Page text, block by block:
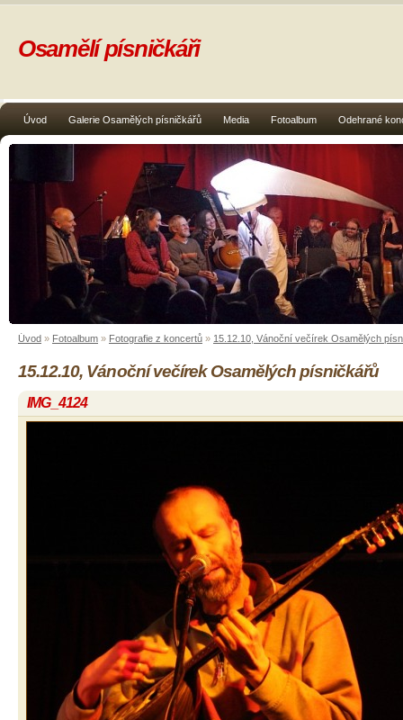
Úvod Galerie Osamělých písničkářů Media Fotoalbum Odehrané
Osamělí písničkáři
Úvod » Fotoalbum » Fotografie z koncertů » 15.12.10, Vánoční večírek Osamělých
15.12.10, Vánoční večírek Osamělých písničkářů
IMG_4124